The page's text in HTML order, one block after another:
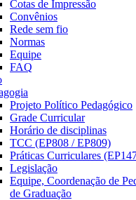
Cotas de Impressão
Convênios
Rede sem fio
Normas
Equipe
FAQ
Projeto Político Pedagógico
Grade Curricular
Horário de disciplinas
TCC (EP808 / EP809)
Práticas Curriculares
Legislação
Equipe, Coordenação de
de Graduação